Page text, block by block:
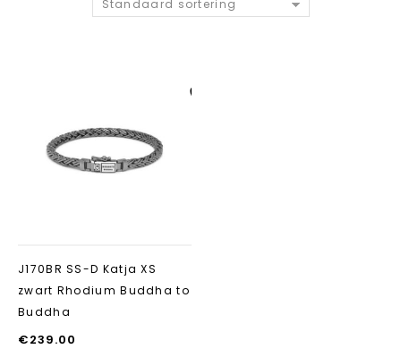
Standaard sortering
J170BR SS-D Katja XS
zwart Rhodium Buddha to
Buddha
€239.00